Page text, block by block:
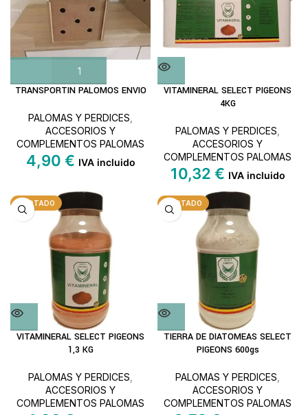
TRANSPORTIN PALOMOS ENVIO
PALOMAS Y PERDICES
ACCESORIOS Y
COMPLEMENTOS PALOMAS
4,90 € IVA incluido
VITAMINERAL SELECT PIGEONS
4KG
PALOMAS Y PERDICES
ACCESORIOS Y
COMPLEMENTOS PALOMAS
10,32 € IVA incluido
AGOTADO
VITAMINERAL SELECT PIGEONS
1,3 KG
PALOMAS Y PERDICES
ACCESORIOS Y
COMPLEMENTOS PALOMAS
AGOTADO
TIERRA DE DIATOMEAS SELECT
PIGEONS 600gs
PALOMAS Y PERDICES
ACCESORIOS Y
COMPLEMENTOS PALOMAS